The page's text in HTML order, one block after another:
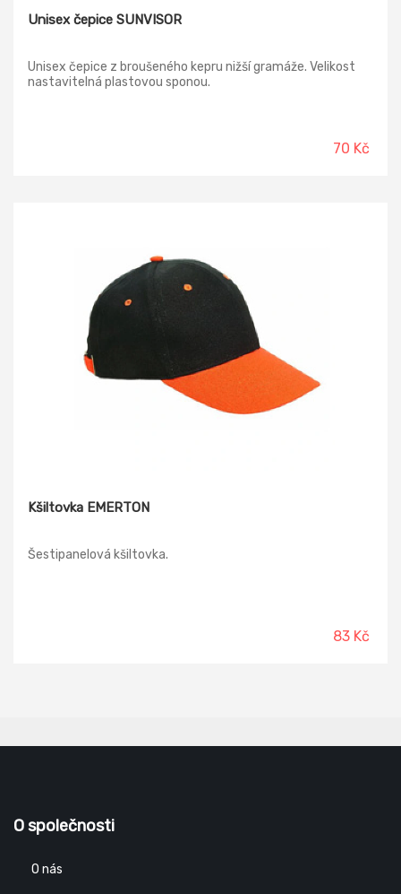
Unisex čepice SUNVISOR
Unisex čepice z broušeného kepru nižší gramáže. Velikost
nastavitelná plastovou sponou.
70 Kč
Kšiltovka EMERTON
Šestipanelová kšiltovka.
83 Kč
O společnosti
O nás